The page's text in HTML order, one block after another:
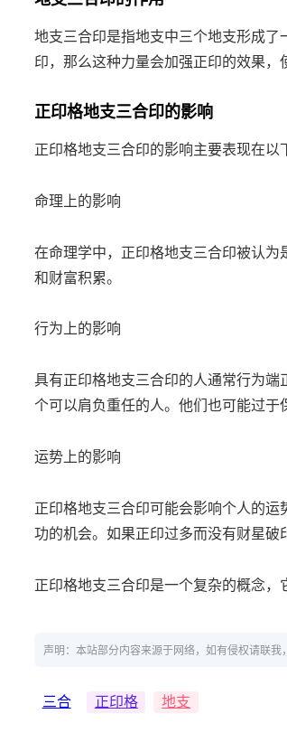
地支三合印是指地支中三个地支形成
印，那么这种力量会加强正印的效果，
正印格地支三合印的影响
正印格地支三合印的影响主要表现在以
命理上的影响
在命理学中，正印格地支三合印被认
和财富积累。
行为上的影响
具有正印格地支三合印的人通常行为
个可以肩负重任的人。他们也可能过于
运势上的影响
正印格地支三合印可能会影响个人的
功的机会。如果正印过多而没有财星破
正印格地支三合印是一个复杂的概念，
声明：本站部分内容来源于网络，如有侵权请联我
三合 正印格 地支